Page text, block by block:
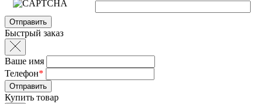
Быстрый заказ
Ваше имя
Телефон*
Купить товар